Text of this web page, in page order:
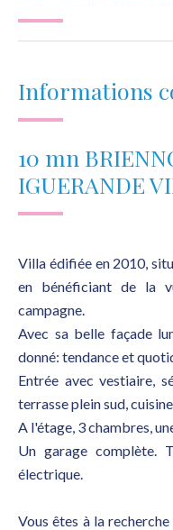
Informations
10 mn
IGUERANDE
Villa édifiée en 2010,
en bénéficiant de la
campagne.
Avec sa belle façade
donné: tendance et
Entrée avec vestiaire,
terrasse plein sud,
A l'étage, 3 chambres,
Un garage complète.
électrique.
Vous êtes à la